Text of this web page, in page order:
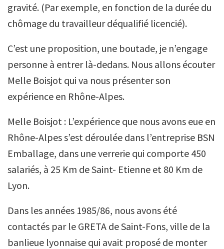
gravité. (Par exemple, en fonction de la durée du
chômage du travailleur déqualifié licencié).
C’est une proposition, une boutade, je n’engage
personne à entrer là-dedans. Nous allons écouter
Melle Boisjot qui va nous présenter son
expérience en Rhône-Alpes.
Melle Boisjot : L’expérience que nous avons eue en
Rhône-Alpes s’est déroulée dans l’entreprise BSN
Emballage, dans une verrerie qui comporte 450
salariés, à 25 Km de Saint- Etienne et 80 Km de
Lyon.
Dans les années 1985/86, nous avons été
contactés par le GRETA de Saint-Fons, ville de la
banlieue lyonnaise qui avait proposé de monter